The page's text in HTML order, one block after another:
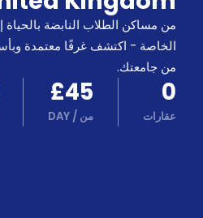
نحن؟
المدونة
أخبر
أصدقائك
اكسب
كن
من مساكن الطلاب النابضة بالحياة
الخاصة - اكتشف غرفًا معتمدة
من جامعتك.
0
عقارات
£45
من /
DAY